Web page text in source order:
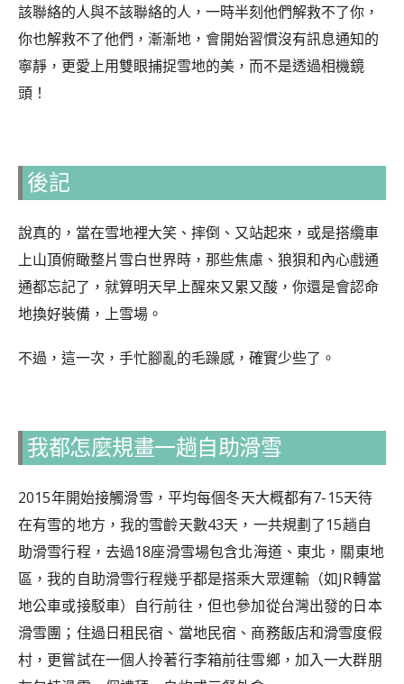
該聯絡的人與不該聯絡的人，一時半刻他們解救不了你，
你也解救不了他們，漸漸地，會開始習慣沒有訊息通知的
寧靜，更愛上用雙眼捕捉雪地的美，而不是透過相機鏡
頭！
後記
說真的，當在雪地裡大笑、摔倒、又站起來，或是搭纜車
上山頂俯瞰整片雪白世界時，那些焦慮、狼狽和內心戲通
通都忘記了，就算明天早上醒來又累又酸，你還是會認命
地換好裝備，上雪場。
不過，這一次，手忙腳亂的毛躁感，確實少些了。
我都怎麼規畫一趟自助滑雪
2015年開始接觸滑雪，平均每個冬天大概都有7-15天待
在有雪的地方，我的雪齡天數43天，一共規劃了15趟自
助滑雪行程，去過18座滑雪場包含北海道、東北，關東地
區，我的自助滑雪行程幾乎都是搭乘大眾運輸（如JR轉當
地公車或接駁車）自行前往，但也參加從台灣出發的日本
滑雪團；住過日租民宿、當地民宿、商務飯店和滑雪度假
村，更嘗試在一個人拎著行李箱前往雪鄉，加入一大群朋